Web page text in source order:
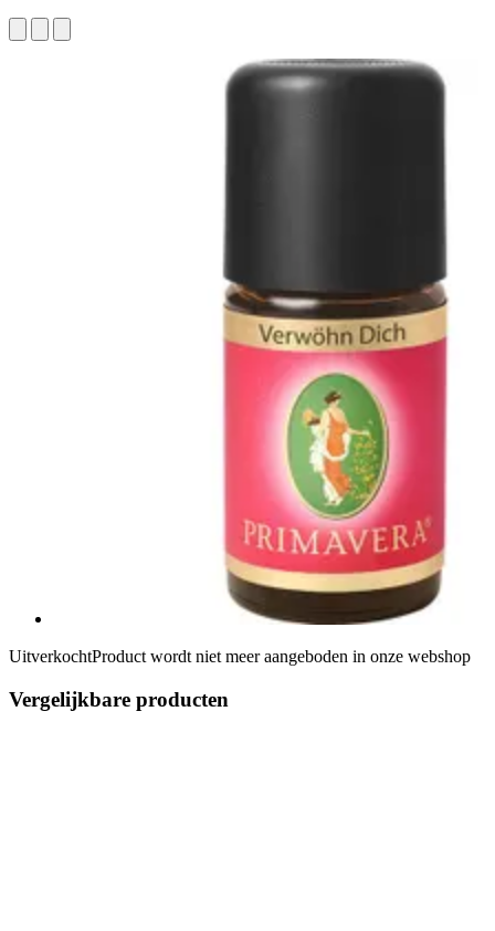
UitverkochtProduct wordt niet meer aangeboden in onze webshop
Vergelijkbare producten